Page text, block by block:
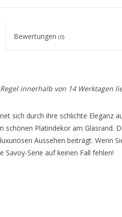
Bewertungen(0)
innerhalb von 14 Werktagen
sich durch ihre schlichte Eleganz
Platindekor am Glasrand.
Aussehen beiträgt. Wenn
Savoy-Serie auf keinen Fall fehlen!